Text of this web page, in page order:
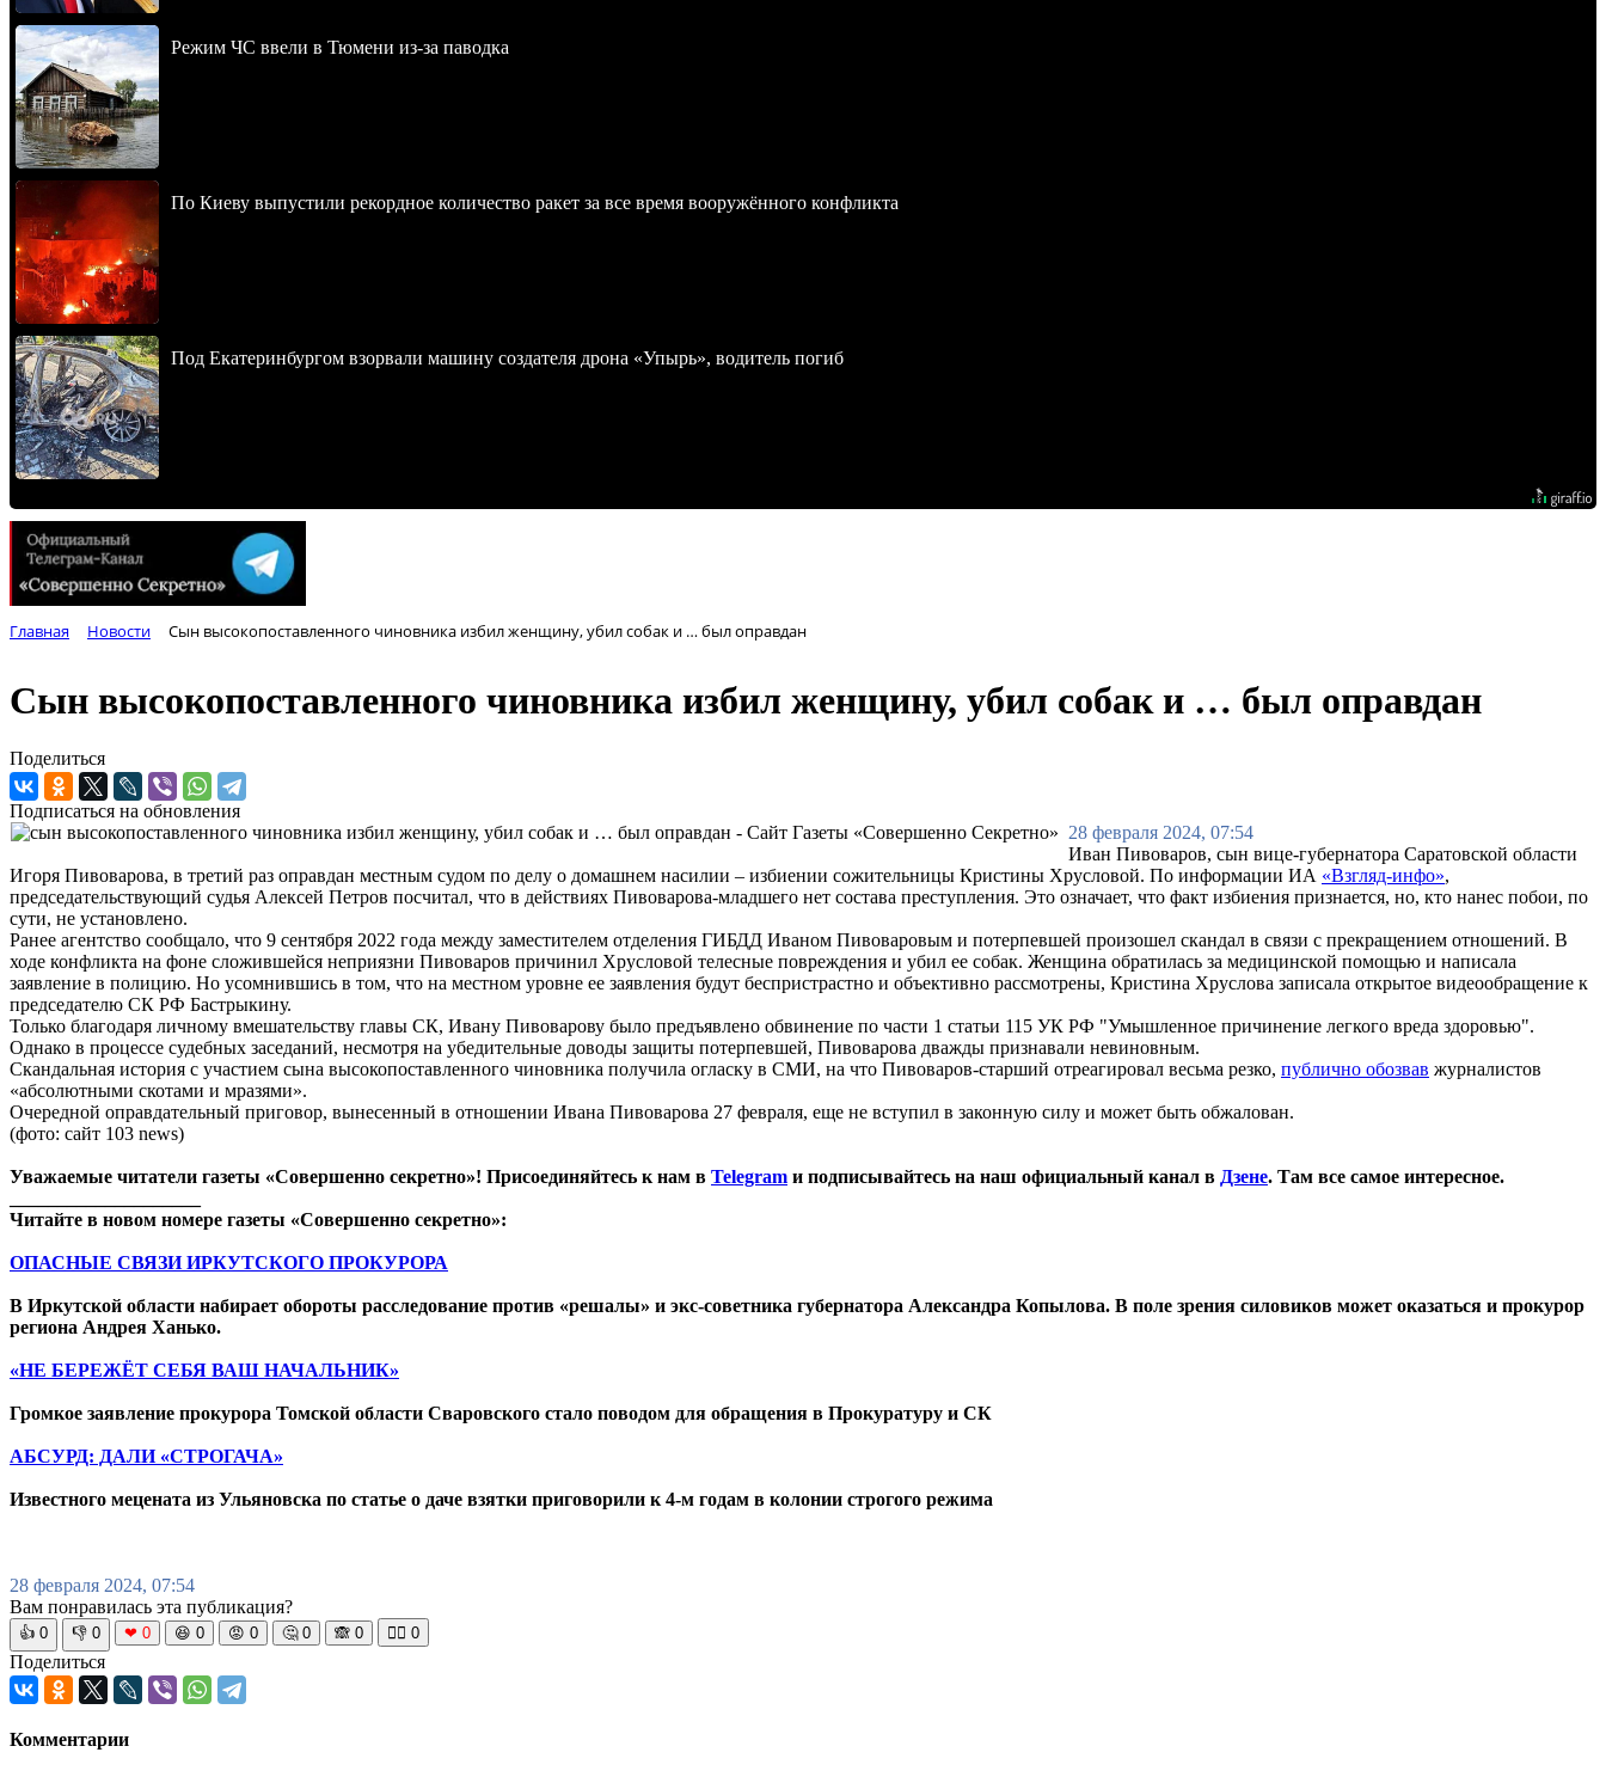
Режим ЧС ввели в Тюмени из-за паводка
По Киеву выпустили рекордное количество ракет за все время вооружённого конфликта
Под Екатеринбургом взорвали машину создателя дрона «Упырь», водитель погиб
Главная Новости Сын высокопоставленного чиновника избил женщину, убил собак и … был оправдан
Сын высокопоставленного чиновника избил женщину, убил собак и … был оправдан
Поделиться
Подписаться на обновления
28 февраля 2024, 07:54
Иван Пивоваров, сын вице-губернатора Саратовской области
Игоря Пивоварова, в третий раз оправдан местным судом по делу о домашнем насилии – избиении сожительницы Кристины Хрусловой. По информации ИА «Взгляд-инфо»,
председательствующий судья Алексей Петров посчитал, что в действиях Пивоварова-младшего нет состава преступления. Это означает, что факт избиения признается, но, кто нанес побои, по
сути, не установлено.
Ранее агентство сообщало, что 9 сентября 2022 года между заместителем отделения ГИБДД Иваном Пивоваровым и потерпевшей произошел скандал в связи с прекращением отношений. В
ходе конфликта на фоне сложившейся неприязни Пивоваров причинил Хрусловой телесные повреждения и убил ее собак. Женщина обратилась за медицинской помощью и написала
заявление в полицию. Но усомнившись в том, что на местном уровне ее заявления будут беспристрастно и объективно рассмотрены, Кристина Хруслова записала открытое видеообращение к
председателю СК РФ Бастрыкину.
Только благодаря личному вмешательству главы СК, Ивану Пивоварову было предъявлено обвинение по части 1 статьи 115 УК РФ "Умышленное причинение легкого вреда здоровью".
Однако в процессе судебных заседаний, несмотря на убедительные доводы защиты потерпевшей, Пивоварова дважды признавали невиновным.
Скандальная история с участием сына высокопоставленного чиновника получила огласку в СМИ, на что Пивоваров-старший отреагировал весьма резко, публично обозвав журналистов
«абсолютными скотами и мразями».
Очередной оправдательный приговор, вынесенный в отношении Ивана Пивоварова 27 февраля, еще не вступил в законную силу и может быть обжалован.
(фото: сайт 103 news)
Уважаемые читатели газеты «Совершенно секретно»! Присоединяйтесь к нам в Telegram и подписывайтесь на наш официальный канал в Дзене. Там все самое интересное.
Читайте в новом номере газеты «Совершенно секретно»:
ОПАСНЫЕ СВЯЗИ ИРКУТСКОГО ПРОКУРОРА
В Иркутской области набирает обороты расследование против «решалы» и экс-советника губернатора Александра Копылова. В поле зрения силовиков может оказаться и прокурор
региона Андрея Ханько.
«НЕ БЕРЕЖЁТ СЕБЯ ВАШ НАЧАЛЬНИК»
Громкое заявление прокурора Томской области Сваровского стало поводом для обращения в Прокуратуру и СК
АБСУРД: ДАЛИ «СТРОГАЧА»
Известного мецената из Ульяновска по статье о даче взятки приговорили к 4-м годам в колонии строгого режима
28 февраля 2024, 07:54
Вам понравилась эта публикация?
👍 0 👎 0 ❤ 0 😆 0 😡 0 🤔 0 🙈 0 🧘‍♀️ 0
Поделиться
Комментарии